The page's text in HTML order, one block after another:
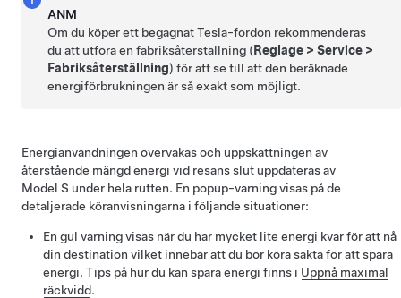
ANM
Om du köper ett begagnat Tesla-fordon rekommenderas
du att utföra en fabriksåterställning ( Reglage >Service >
Fabriksåterställning) för att se till att den beräknade
energiförbrukningen är så exakt som möjligt.
Energianvändningen övervakas och uppskattningen av
återstående mängd energi vid resans slut uppdateras av
Model S under hela rutten. En popup-varning visas på de
detaljerade köranvisningarna i följande situationer:
En gul varning visas när du har mycket lite energi kvar för att nå
din destination vilket innebär att du bör köra sakta för att spara
energi. Tips på hur du kan spara energi finns i Uppnå maximal
räckvidd.